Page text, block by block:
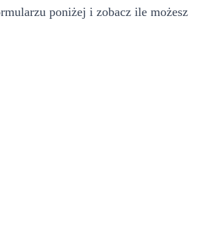
poniżej i zobacz ile możesz